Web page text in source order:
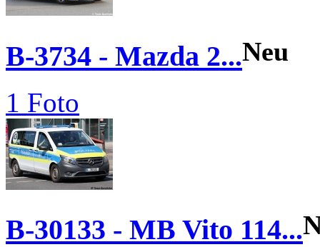
B-3734 - Mazda 2...Neu
1 Foto
B-30133 - MB Vito 114...